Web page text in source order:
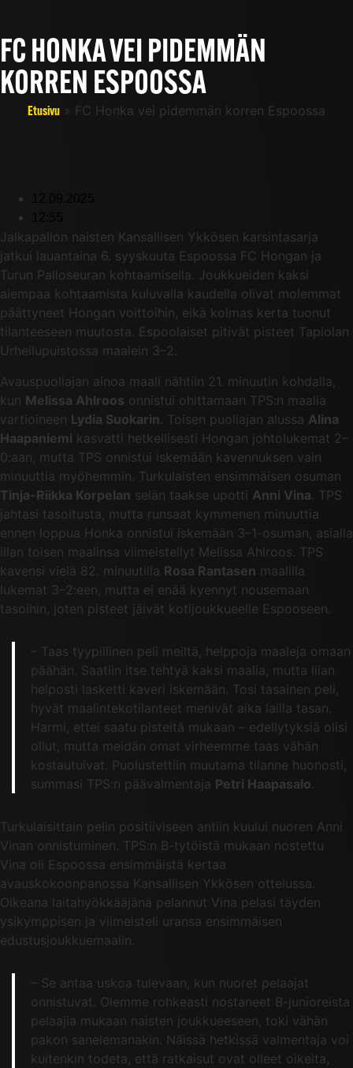
FC HONKA VEI PIDEMMÄN
KORREN ESPOOSSA
Etusivu » FC Honka vei pidemmän korren Espoossa
Jalkapallon naisten Kansallisen Ykkösen karsintasarja
jatkui lauantaina 6. syyskuuta Espoossa FC Hongan ja
Turun Palloseuran kohtaamisella. Joukkueiden kaksi
aiempaa kohtaamista kuluvalla kaudella olivat molemmat
päättyneet Hongan voittoihin, eikä kolmas kerta tuonut
tilanteeseen muutosta. Espoolaiset pitivät pisteet Tapiolan
Urheilupuistossa maalein 3–2.
Avauspuoliajan ainoa maali nähtiin 21. minuutin kohdalla,
kun Melissa Ahlroos onnistui ohittamaan TPS:n maalia
vartioineen Lydia Suokarin. Toisen puoliajan alussa Alina
Haapaniemi kasvatti hetkellisesti Hongan johtolukemat 2–
0:aan, mutta TPS onnistui iskemään kavennuksen vain
minuuttia myöhemmin. Turkulaisten ensimmäisen osuman
Tinja-Riikka Korpelan selän taakse upotti Anni Vina. TPS
jahtasi tasoitusta, mutta runsaat kymmenen minuuttia
ennen loppua Honka onnistui iskemään 3–1-osuman, asialla
illan toisen maalinsa viimeistellyt Melissa Ahlroos. TPS
kavensi vielä 82. minuutilla Rosa Rantasen maalilla
lukemat 3–2:een, mutta ei enää kyennyt nousemaan
tasoihin, joten pisteet jäivät kotijoukkueelle Espooseen.
– Taas tyypillinen peli meiltä, helppoja maaleja omaan
päähän. Saatiin itse tehtyä kaksi maalia, mutta liian
helposti lasketti kaveri iskemään. Tosi tasainen peli,
hyvät maalintekotilanteet menivät aika lailla tasan.
Harmi, ettei saatu pisteitä mukaan – edellytyksiä olisi
ollut, mutta meidän omat virheemme taas vähän
kostautuivat. Puolustettiin muutama tilanne huonosti,
summasi TPS:n päävalmentaja Petri Haapasalo.
Turkulaisittain pelin positiiviseen antiin kuului nuoren Anni
Vinan onnistuminen. TPS:n B-tytöistä mukaan nostettu
Vina oli Espoossa ensimmäistä kertaa
avauskokoonpanossa Kansallisen Ykkösen ottelussa.
Oikeana laitahyökkääjänä pelannut Vina pelasi täyden
ysikymppisen ja viimeisteli uransa ensimmäisen
edustusjoukkuemaalin.
– Se antaa uskoa tulevaan, kun nuoret pelaajat
onnistuvat. Olemme rohkeasti nostaneet B-junioreista
pelaajia mukaan naisten joukkueeseen, toki vähän
pakon sanelemanakin. Näissä hetkissä valmentaja voi
kuitenkin todeta, että ratkaisut ovat olleet oikeita,